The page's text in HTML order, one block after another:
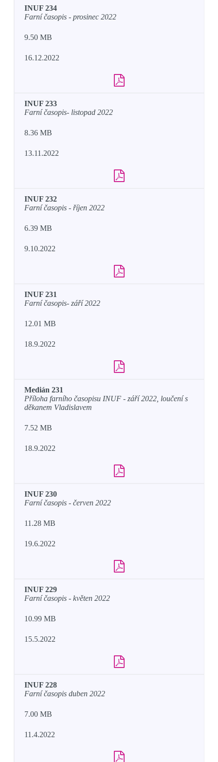
INUF 234
Farní časopis - prosinec 2022
9.50 MB
16.12.2022
INUF 233
Farní časopis- listopad 2022
8.36 MB
13.11.2022
INUF 232
Farní časopis - říjen 2022
6.39 MB
9.10.2022
INUF 231
Farní časopis- září 2022
12.01 MB
18.9.2022
Medián 231
Příloha farního časopisu INUF - září 2022, loučení s
děkanem Vladislavem
7.52 MB
18.9.2022
INUF 230
Farní časopis - červen 2022
11.28 MB
19.6.2022
INUF 229
Farní časopis - květen 2022
10.99 MB
15.5.2022
INUF 228
Farní časopis duben 2022
7.00 MB
11.4.2022